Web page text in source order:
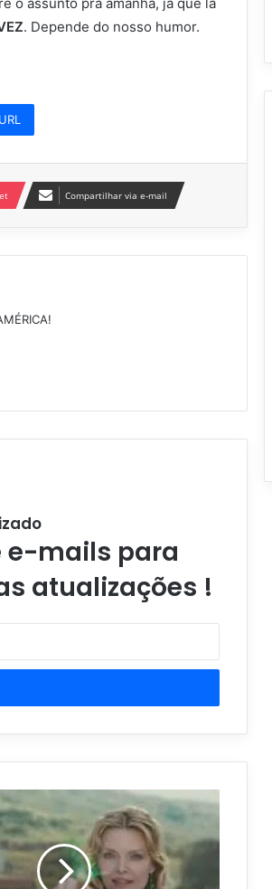
. Depende do nosso humor.
Compartilhar via e-mail
e-mails para
atualizações !